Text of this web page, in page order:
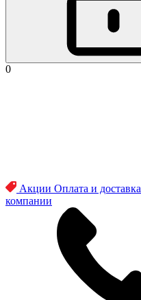
0
Акции Оплата и доставка
компании